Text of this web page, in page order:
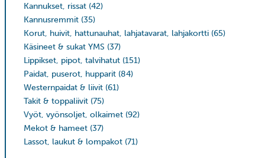
Kannukset, rissat (42)
Kannusremmit (35)
Korut, huivit, hattunauhat, lahjatavarat, lahjakortti (65)
Käsineet & sukat YMS (37)
Lippikset, pipot, talvihatut (151)
Paidat, puserot, hupparit (84)
Westernpaidat & liivit (61)
Takit & toppaliivit (75)
Vyöt, vyönsoljet, olkaimet (92)
Mekot & hameet (37)
Lassot, laukut & lompakot (71)